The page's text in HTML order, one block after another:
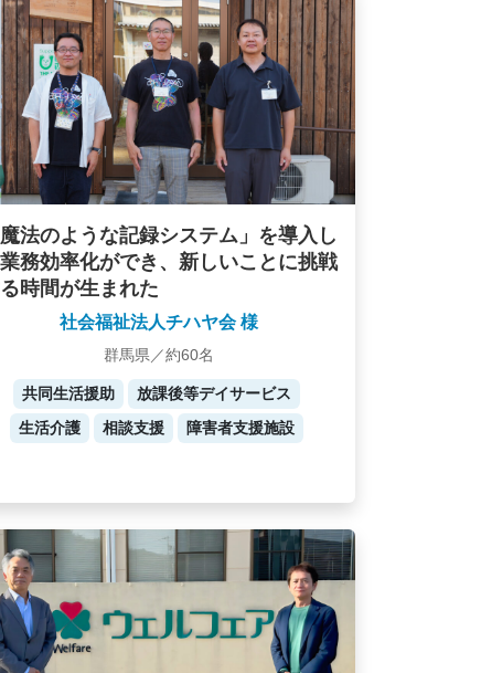
魔法のような記録システム」を導入し
務効率化ができ、新しいことに挑戦
時間が生まれた
社会福祉法人チハヤ会 様
群馬県／約60名
共同生活援助
放課後等デイサービス
生活介護
相談支援 障害者支援施設